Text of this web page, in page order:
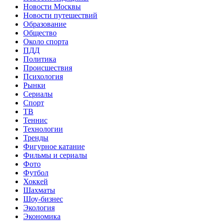
Новости Москвы
Новости путешествий
Образование
Общество
Около спорта
ПДД
Политика
Происшествия
Психология
Рынки
Сериалы
Спорт
ТВ
Теннис
Технологии
Тренды
Фигурное катание
Фильмы и сериалы
Фото
Футбол
Хоккей
Шахматы
Шоу-бизнес
Экология
Экономика